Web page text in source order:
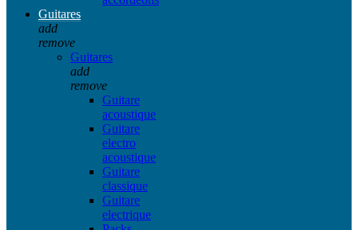
Guitares
add
remove
Guitares
add
remove
Guitare
acoustique
Guitare
electro
acoustique
Guitare
classique
Guitare
electrique